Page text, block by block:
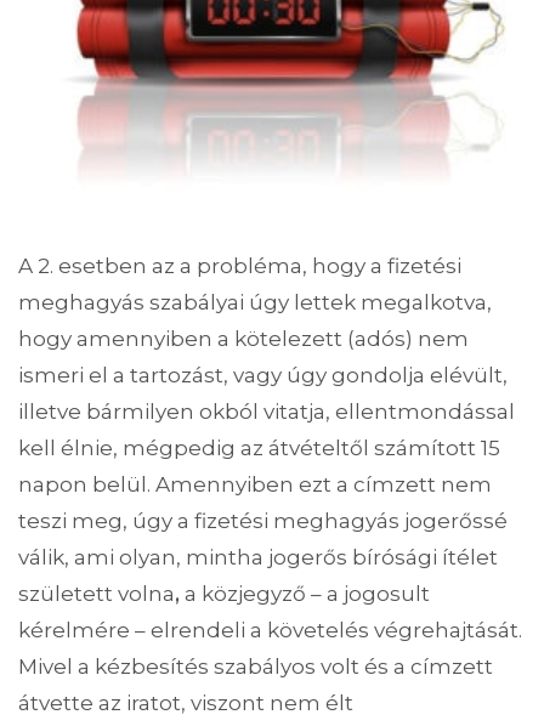
A 2. esetben az a probléma, hogy a fizetési
meghagyás szabályai úgy lettek megalkotva,
hogy amennyiben a kötelezett (adós) nem
ismeri el a tartozást, vagy úgy gondolja elévült,
illetve bármilyen okból vitatja, ellentmondással
kell élnie, mégpedig az átvételtől számított 15
napon belül. Amennyiben ezt a címzett nem
teszi meg, úgy a fizetési meghagyás jogerőssé
válik, ami olyan, mintha jogerős bírósági ítélet
született volna, a közjegyző – a jogosult
kérelmére – elrendeli a követelés végrehajtását.
Mivel a kézbesítés szabályos volt és a címzett
átvette az iratot, viszont nem élt